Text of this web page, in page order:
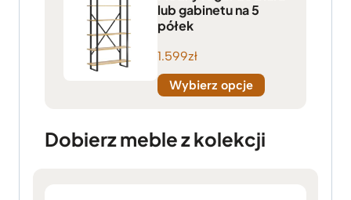
lub gabinetu na 5
półek
1.599zł
Wybierz opcje
Dobierz meble z kolekcji